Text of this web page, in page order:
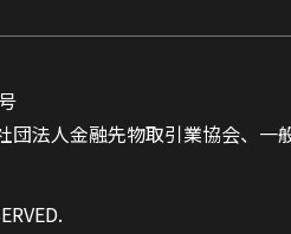
法人金融先物取引業協会、